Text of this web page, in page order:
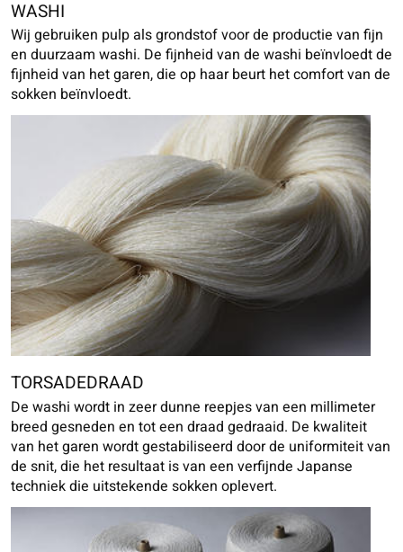
WASHI
Wij gebruiken pulp als grondstof voor de productie van fijn
en duurzaam washi. De fijnheid van de washi beïnvloedt de
fijnheid van het garen, die op haar beurt het comfort van de
sokken beïnvloedt.
TORSADEDRAAD
De washi wordt in zeer dunne reepjes van een millimeter
breed gesneden en tot een draad gedraaid. De kwaliteit
van het garen wordt gestabiliseerd door de uniformiteit van
de snit, die het resultaat is van een verfijnde Japanse
techniek die uitstekende sokken oplevert.